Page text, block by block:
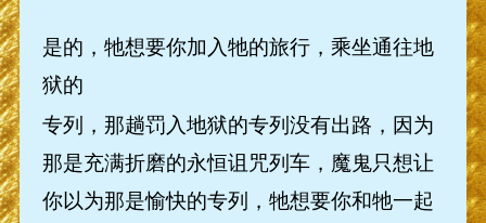
是的，牠想要你加入牠的旅行，乘坐通往地
狱的
专列，那趟罚入地狱的专列没有出路，因为
那是充满折磨的永恒诅咒列车，魔鬼只想让
你以为那是愉快的专列，牠想要你和牠一起